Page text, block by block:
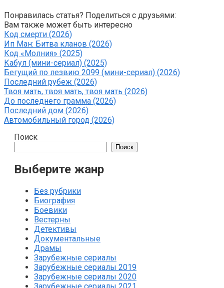
Понравилась статья? Поделиться с друзьями:
Вам также может быть интересно
Код смерти (2026)
Ип Ман: Битва кланов (2026)
Код «Молния» (2025)
Кабул (мини-сериал) (2025)
Бегущий по лезвию 2099 (мини-сериал) (2026)
Последний рубеж (2026)
Твоя мать, твоя мать, твоя мать (2026)
До последнего грамма (2026)
Последний дом (2026)
Автомобильный город (2026)
Поиск
Поиск
Выберите жанр
Без рубрики
Биография
Боевики
Вестерны
Детективы
Документальные
Драмы
Зарубежные сериалы
Зарубежные сериалы 2019
Зарубежные сериалы 2020